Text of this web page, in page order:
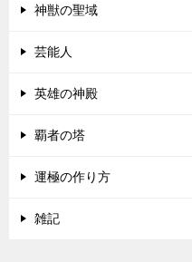
神獣の聖域
芸能人
英雄の神殿
覇者の塔
運極の作り方
雑記